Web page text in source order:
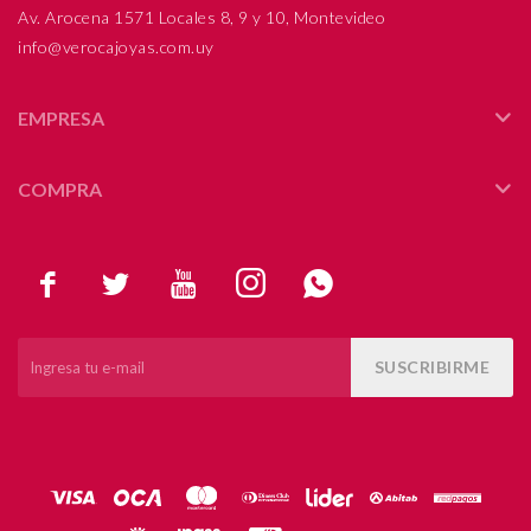
    
SUSCRIBIRME
Av. Arocena 1571 Locales 8, 9 y 10, Montevideo
info@verocajoyas.com.uy
EMPRESA
COMPRA